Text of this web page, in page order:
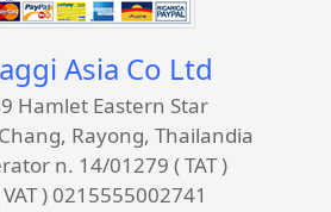
Asia Co Ltd
Hamlet Eastern Star
Rayong, Thailandia
n. 14/01279 ( TAT )
VAT ) 0215555002741